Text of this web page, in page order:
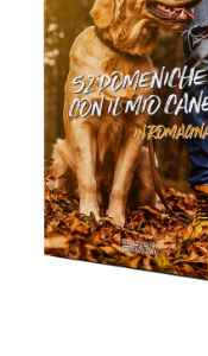
AGGIUNGI AL CARRELLO